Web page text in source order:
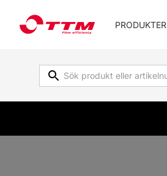
TTM EnergiprodukterPRODUKTER